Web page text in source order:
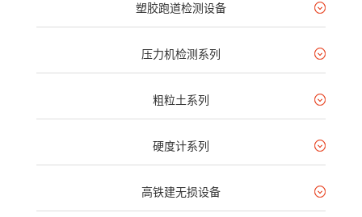
塑胶跑道检测设备
压力机检测系列
粗粒土系列
硬度计系列
高铁建无损设备